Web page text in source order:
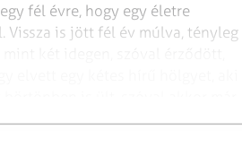
fél évre, hogy egy életre
Vissza is jött fél év múlva, tényleg